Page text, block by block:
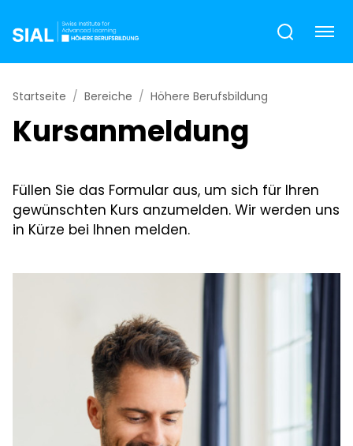
Startseite Bereiche Höhere Berufsbildung
Kursanmeldung
Füllen Sie das Formular aus, um sich für Ihren
gewünschten Kurs anzumelden. Wir werden uns
in Kürze bei Ihnen melden.